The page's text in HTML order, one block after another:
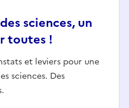
sciences, un
toutes !
et leviers pour une
sciences. Des